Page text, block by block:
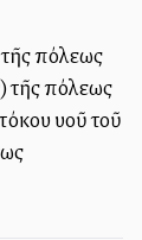
πόλεως
τῆς πόλεως
υἱοῦ τοῦ